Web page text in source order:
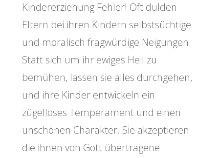
Kindererziehung Fehler! Oft dulden
Eltern bei ihren Kindern selbstsüchtige
und moralisch fragwürdige Neigungen.
Statt sich um ihr ewiges Heil zu
bemühen, lassen sie alles durchgehen,
und ihre Kinder entwickeln ein
zügelloses Temperament und einen
unschönen Charakter. Sie akzeptieren
die ihnen von Gott übertragene